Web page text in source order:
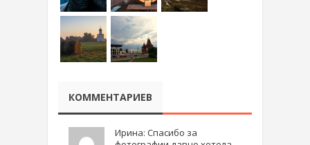
КОММЕНТАРИЕВ
Ирина: Спасибо за